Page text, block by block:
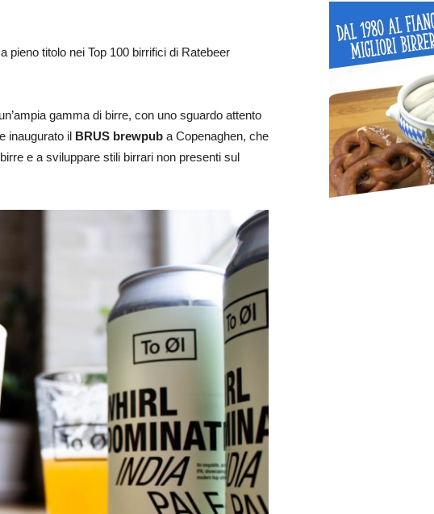
pieno titolo nei Top 100 birrifici di Ratebeer
gamma di birre, con uno sguardo attento
inaugurato il BRUS brewpub a Copenaghen, che
e a sviluppare stili birrari non presenti sul